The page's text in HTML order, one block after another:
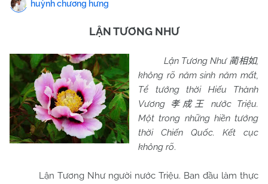
huỳnh chương hưng
LẬN TƯƠNG NHƯ
Lận Tương Như 蔺相如,
không rõ năm sinh năm mất,
Tể tướng thời Hiếu Thành
Vương
孝成王
nước Triệu.
Một trong những hiền tướng
thời Chiến Quốc. Kết cục
không rõ.
Lận Tương Như người nước Triệu. Ban đầu làm thực